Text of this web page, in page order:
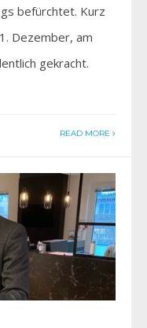
befürchtet. Kurz
Dezember, am
gekracht.
READ MORE